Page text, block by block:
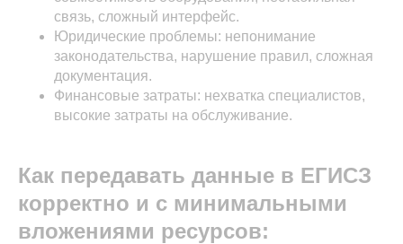
связь, сложный интерфейс.
Юридические проблемы: непонимание
законодательства, нарушение правил, сложная
документация.
Финансовые затраты: нехватка специалистов,
высокие затраты на обслуживание.
Как передавать данные в ЕГИСЗ
корректно и с минимальными
вложениями ресурсов: